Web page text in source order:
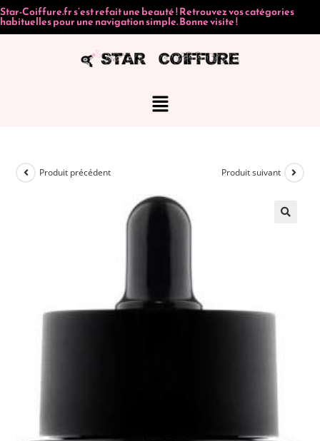
Star-Coiffure.fr s’est refait une beauté ! Retrouvez vos catégories
habituelles pour une navigation simple. Bonne visite !
Produit précédent Produit suivant